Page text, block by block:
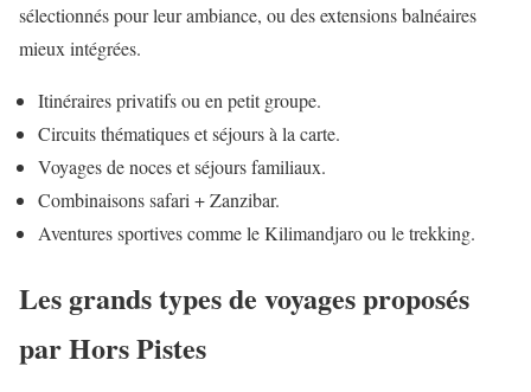
sélectionnés pour leur ambiance, ou des extensions balnéaires
mieux intégrées.
Itinéraires privatifs ou en petit groupe.
Circuits thématiques et séjours à la carte.
Voyages de noces et séjours familiaux.
Combinaisons safari + Zanzibar.
Aventures sportives comme le Kilimandjaro ou le trekking.
Les grands types de voyages proposés
par Hors Pistes